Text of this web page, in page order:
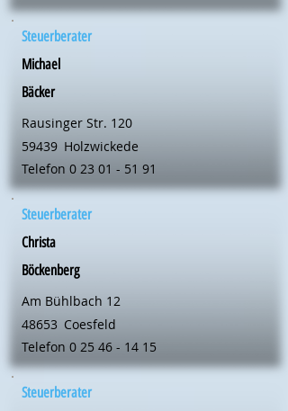
Steuerberater
Michael
Bäcker
Rausinger Str. 120
59439 Holzwickede
Telefon 0 23 01 - 51 91
Steuerberater
Christa
Böckenberg
Am Bühlbach 12
48653 Coesfeld
Telefon 0 25 46 - 14 15
Steuerberater